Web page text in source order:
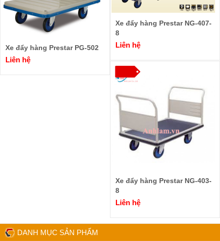
Xe đẩy hàng Prestar PG-502
Liên hệ
Xe đẩy hàng Prestar NG-407-
8
Liên hệ
Xe đẩy hàng Prestar NG-403-
8
Liên hệ
DANH MỤC SẢN PHẨM